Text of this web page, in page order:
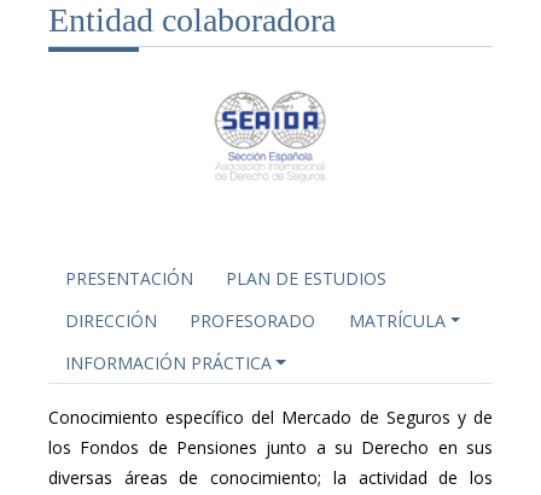
Entidad colaboradora
PRESENTACIÓN
PLAN DE ESTUDIOS
DIRECCIÓN
PROFESORADO
MATRÍCULA
INFORMACIÓN PRÁCTICA
Conocimiento específico del Mercado de Seguros y de
los Fondos de Pensiones junto a su Derecho en sus
diversas áreas de conocimiento; la actividad de los